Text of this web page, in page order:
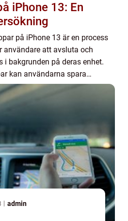
iPhone 13: En
på iPhone 13 är en process
att avsluta och
i bakgrunden på deras enhet.
kan användarna spara
prestanda och organis...
admin